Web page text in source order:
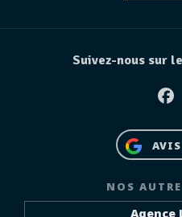
Suivez-nous sur
AVIS
NOS
Agence